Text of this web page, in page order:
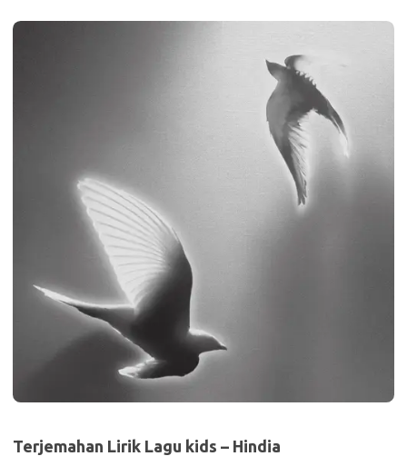
Terjemahan Lirik Lagu kids – Hindia